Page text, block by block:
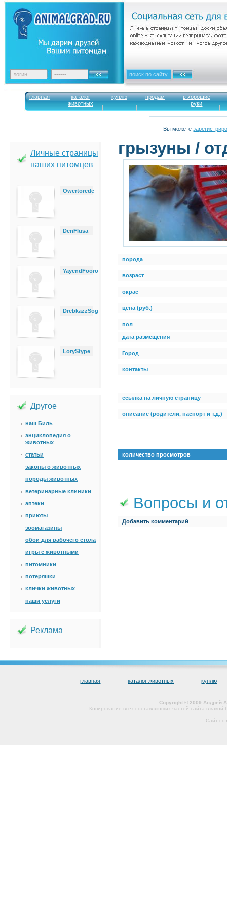
главная
каталог
животных
куплю продам
в хорошие
руки
Вы можете
Личные страницы
наших питомцев
Owertorede
DenFlusa
YayendFooro
DrebkazzSog
LoryStype
Другое
наш Биль
энциклопедия о
животных
статьи
законы о животных
породы животных
ветеринарные клиники
аптеки
приюты
зоомагазины
обои для рабочего стола
игры с животными
питомники
потеряшки
клички животных
наши услуги
Реклама
грызуны /
порода
возраст
окрас
цена (руб.)
пол
дата размещения
Город
контакты
ссылка на личную страницу
описание (родители, паспорт и т.д.)
количество просмотров
Вопросы и
Добавить комментарий
главная каталог животных куплю
Copyright © 2009 Андрей
Копирование всех составляющих частей сайта в
Сайт